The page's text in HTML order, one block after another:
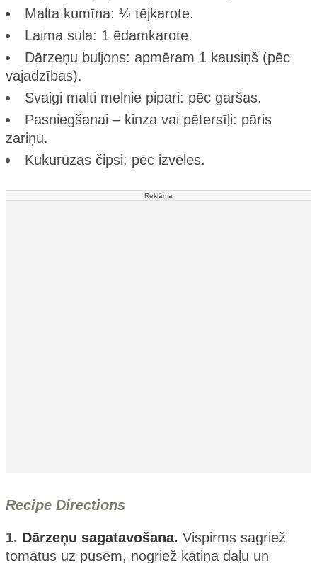
Malta kumīna: ½ tējkarote.
Laima sula: 1 ēdamkarote.
Dārzeņu buljons: apmēram 1 kausiņš (pēc
vajadzības).
Svaigi malti melnie pipari: pēc garšas.
Pasniegšanai – kinza vai pētersīļi: pāris
zariņu.
Kukurūzas čipsi: pēc izvēles.
Reklāma
Recipe Directions
1. Dārzeņu sagatavošana. Vispirms sagriež
tomātus uz pusēm, nogriež kātiņa daļu un